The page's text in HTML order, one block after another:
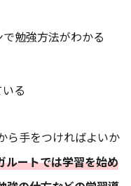
勉強方法がわかる
る
ら手をつければよいか
ルートでは学習を始め